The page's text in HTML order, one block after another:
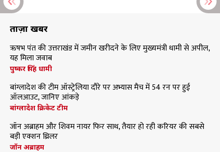
ताज़ा खबरें
ऋषभ पंत की उत्तराखंड में जमीन खरीदने के लिए मुख्यमंत्री धामी से अपील,
यह मिला जवाब
पुष्कर सिंह धामी
बांग्लादेश की टीम ऑस्ट्रेलिया दौरे पर अभ्यास मैच में 54 रन पर हुई
ऑलआउट, जानिए आंकड़े
बांग्लादेश क्रिकेट टीम
जॉन अब्राहम और शिवम नायर फिर साथ, तैयार हो रही करियर की सबसे
बड़ी एक्शन थ्रिलर
जॉन अब्राहम